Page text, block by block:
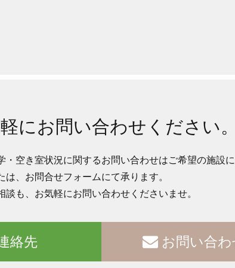
にお問い合わせください。
・空き室状況に関するお問い合わせはご希望の施設に
は、お問合せフォームにて承ります。
談も、お気軽にお問い合わせくださいませ。
絡先 お問い合